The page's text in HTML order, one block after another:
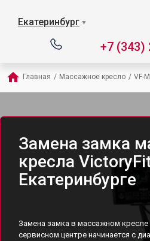
Екатеринбург ▼
+7 (343)
Главная / Массажное кресло / VF-
Замена замка
кресла
Екатеринбурге
Замена замка в массажном
сервисном центре начинается с